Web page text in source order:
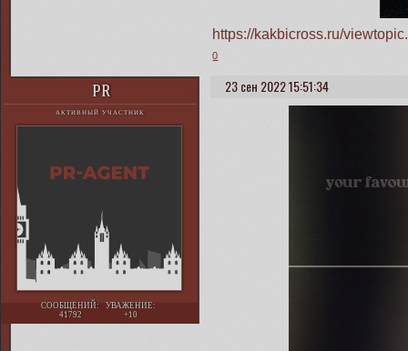
https://kakbicross.ru/
0
23 сен 2022 15:51:34
PR
АКТИВНЫЙ УЧАСТНИК
СООБЩЕНИЙ:
41792
УВАЖЕНИЕ:
+10